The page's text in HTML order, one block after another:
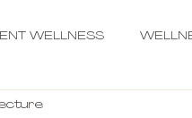
WELLNESS